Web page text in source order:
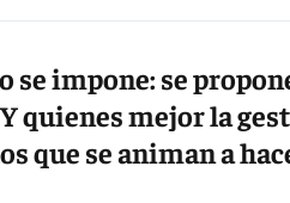
impone: se
quienes mejor la
que se animan a